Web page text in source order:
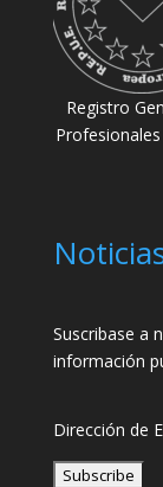
Registro
Suscribase a
información
Dirección de